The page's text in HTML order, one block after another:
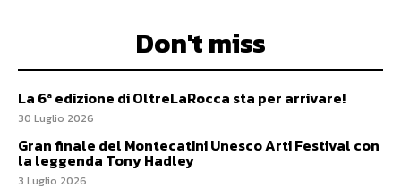
Don't miss
La 6ª edizione di OltreLaRocca sta per arrivare!
30 Luglio 2026
Gran finale del Montecatini Unesco Arti Festival con
la leggenda Tony Hadley
3 Luglio 2026